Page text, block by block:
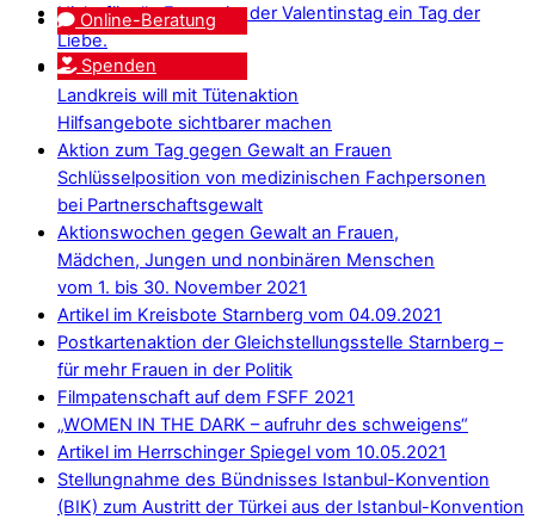
Nicht für alle Frauen ist der Valentinstag ein Tag der
Liebe.
Gewalt gegen Frauen:
Landkreis will mit Tütenaktion
Hilfsangebote sichtbarer machen
Aktion zum Tag gegen Gewalt an Frauen
Schlüsselposition von medizinischen Fachpersonen
bei Partnerschaftsgewalt
Aktionswochen gegen Gewalt an Frauen,
Mädchen, Jungen und nonbinären Menschen
vom 1. bis 30. November 2021
Artikel im Kreisbote Starnberg vom 04.09.2021
Postkartenaktion der Gleichstellungsstelle Starnberg –
für mehr Frauen in der Politik
Filmpatenschaft auf dem FSFF 2021
„WOMEN IN THE DARK – aufruhr des schweigens“
Artikel im Herrschinger Spiegel vom 10.05.2021
Stellungnahme des Bündnisses Istanbul-Konvention
(BIK) zum Austritt der Türkei aus der Istanbul-Konvention
Online-Beratung
Spenden